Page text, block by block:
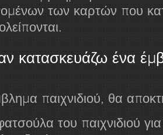
των καρτών που
κατασκευάζω ένα
παιχνιδιού, θα
του παιχνιδιού